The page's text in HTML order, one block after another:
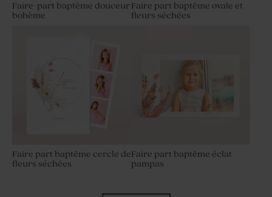
Faire-part baptême douceur
bohème
Faire part baptême ovale et
fleurs séchées
Faire part baptême cercle de
fleurs séchées
Faire part baptême éclat
pampas